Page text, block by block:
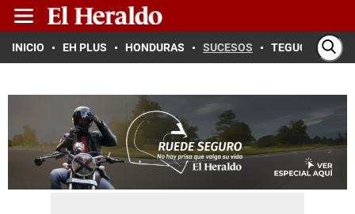
INICIO EH PLUS HONDURAS SUCESOS TEGUCIGALPA